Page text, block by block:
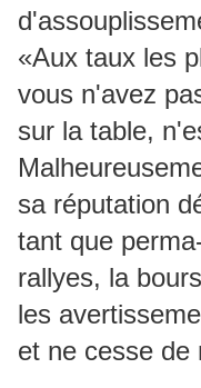
«Aux taux les
vous n'avez
sur la table,
sa réputation
tant que
rallyes, la
les
et ne cesse de